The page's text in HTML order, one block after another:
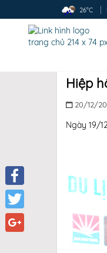
26°C
Facebook
Twitter
Hiệp
20/12/
Ngày 19/